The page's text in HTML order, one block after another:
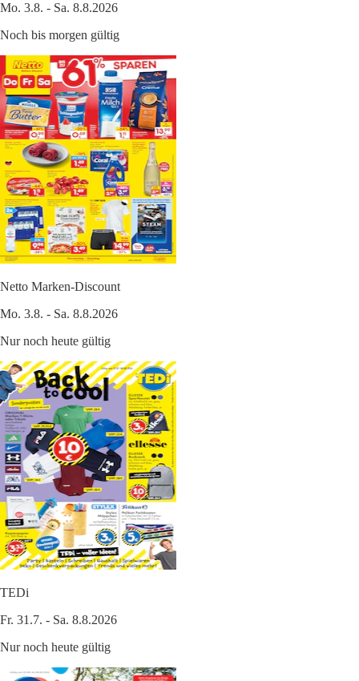
Mo. 3.8. - Sa. 8.8.2026
Noch bis morgen gültig
Netto Marken-Discount
Mo. 3.8. - Sa. 8.8.2026
Nur noch heute gültig
TEDi
Fr. 31.7. - Sa. 8.8.2026
Nur noch heute gültig